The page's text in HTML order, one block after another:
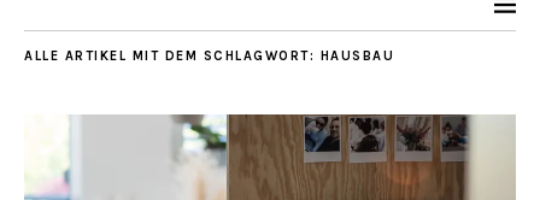
ALLE ARTIKEL MIT DEM SCHLAGWORT: HAUSBAU